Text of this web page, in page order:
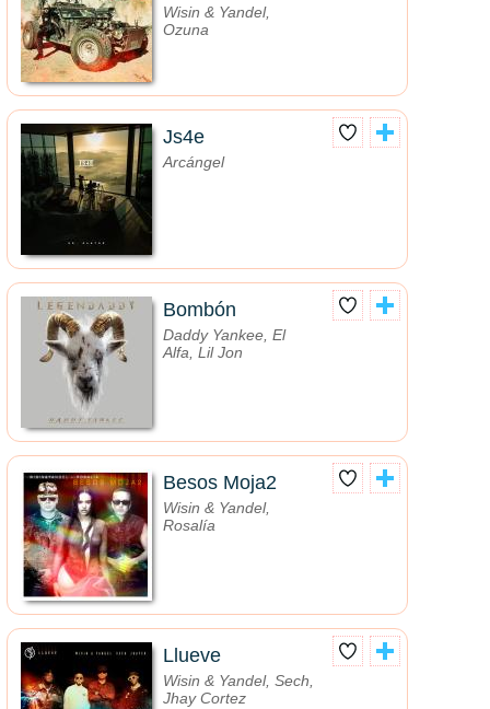
Wisin & Yandel,
Ozuna
Js4e
Arcángel
Bombón
Daddy Yankee, El
Alfa, Lil Jon
Besos Moja2
Wisin & Yandel,
Rosalía
Llueve
Wisin & Yandel, Sech,
Jhay Cortez